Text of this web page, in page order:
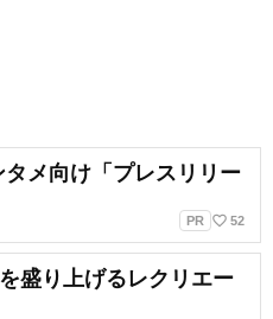
メ向け「プレスリリー
PR favorite_border 52
盛り上げるレクリエー